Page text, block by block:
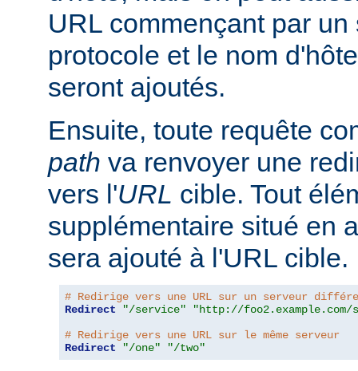
URL commençant par
protocole et le nom
seront ajoutés.
Ensuite, toute requête
path va renvoyer une
vers l'URL cible. Tout
supplémentaire situé en
sera ajouté à l'URL cible.
# Redirige vers une URL sur un serveur
Redirect
"/service"
"http://foo2.example.com/
# Redirige vers une URL sur le même serveur
Redirect
"/one" "/two"